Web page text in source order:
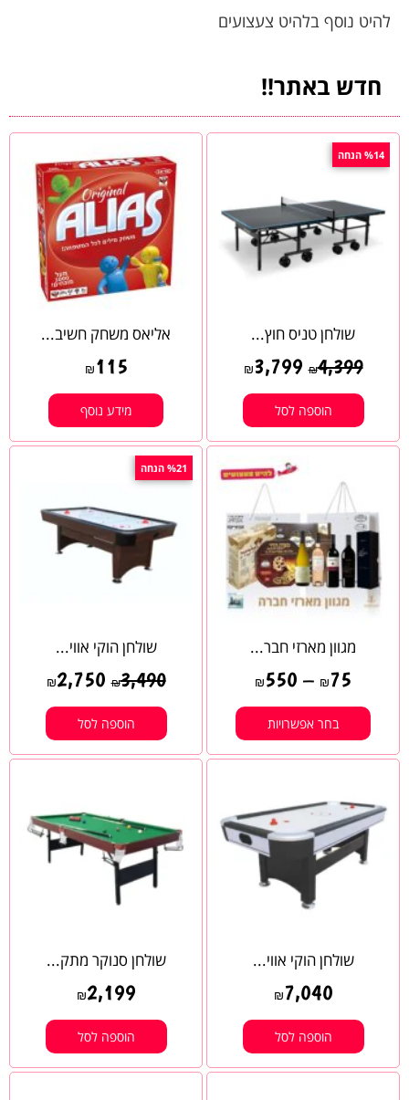
להיט נוסף בלהיט צעצועים
חדש באתר!!
%14 הנחה
שולחן טניס חוץ...
₪4,399
₪3,799
הוספה לסל
אליאס משחק חשיב...
₪ 115
מידע נוסף
מגוון מארזי חבר...
₪ 75
–
₪ 550
בחר אפשרויות
%21 הנחה
שולחן הוקי אווי...
₪3,490
₪2,750
הוספה לסל
שולחן הוקי אווי...
₪ 7,040
הוספה לסל
שולחן סנוקר מתק...
₪2,199
הוספה לסל